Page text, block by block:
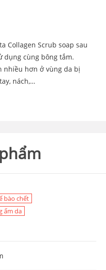
Collagen Scrub soap sau
dụng cùng bông tắm.
nhiều hơn ở vùng da bị
nách,…
bào chết
ẩm da